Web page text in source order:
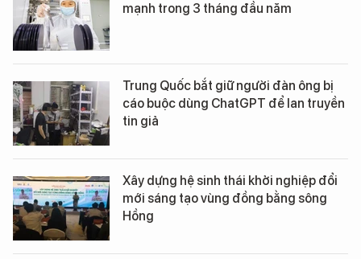
mạnh trong 3 tháng đầu năm
Trung Quốc bắt giữ người đàn ông bị
cáo buộc dùng ChatGPT để lan truyền
tin giả
Xây dựng hệ sinh thái khởi nghiệp đổi
mới sáng tạo vùng đồng bằng sông
Hồng